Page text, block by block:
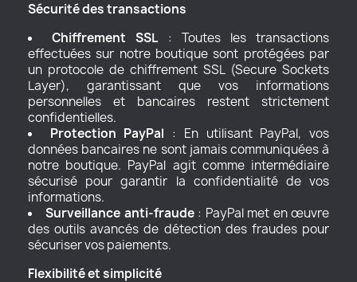
Sécurité des transactions
Chiffrement SSL : Toutes les transactions
effectuées sur notre boutique sont protégées par
un protocole de chiffrement SSL (Secure Sockets
Layer), garantissant que vos informations
personnelles et bancaires restent strictement
confidentielles.
Protection PayPal : En utilisant PayPal, vos
données bancaires ne sont jamais communiquées à
notre boutique. PayPal agit comme intermédiaire
sécurisé pour garantir la confidentialité de vos
informations.
Surveillance anti-fraude: PayPal met en œuvre
des outils avancés de détection des fraudes pour
sécuriser vos paiements.
Flexibilité et simplicité